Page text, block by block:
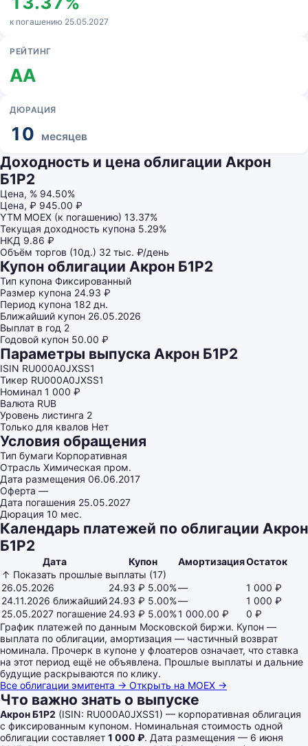
к погашению 25.05.2027
РЕЙТИНГ
AA
ДЮРАЦИЯ
10 месяцев
Доходность и цена облигации Акрон
Б1P2
Цена, % 94.50%
Цена, ₽ 945.00 ₽
YTM MOEX (к погашению) 13.37%
Текущая доходность купона 5.29%
НКД 9.86 ₽
Объём торгов (10д.) 32 тыс. ₽/день
Купон облигации Акрон Б1P2
Тип купона Фиксированный
Размер купона 24.93 ₽
Период купона 182 дн.
Ближайший купон 26.05.2026
Выплат в год 2
Годовой купон 50.00 ₽
Параметры выпуска Акрон Б1P2
ISIN RU000A0JXSS1
Тикер RU000A0JXSS1
Номинал 1 000 ₽
Валюта RUB
Уровень листинга 2
Только для квалов Нет
Условия обращения
Тип бумаги Корпоративная
Отрасль Химическая пром.
Дата размещения 06.06.2017
Оферта —
Дата погашения 25.05.2027
Дюрация 10 мес.
Календарь платежей по облигации Акрон
Б1P2
Дата Купон АмортизацияОстаток
↑ Показать прошлые выплаты (17)
26.05.2026
24.93 ₽ 5.00%—
1 000 ₽
24.11.2026 ближайший24.93 ₽ 5.00%—
1 000 ₽
25.05.2027 погашение 24.93 ₽ 5.00%1 000.00 ₽
0 ₽
График платежей по данным Московской биржи. Купон —
выплата по облигации, амортизация — частичный возврат
номинала. Прочерк в купоне у флоатеров означает, что ставка
на этот период ещё не объявлена. Прошлые выплаты и дальние
будущие раскрываются по клику.
Все облигации эмитента → Открыть на MOEX →
Что важно знать о выпуске
Акрон Б1P2 (ISIN: RU000A0JXSS1) — корпоративная облигация
с фиксированным купоном. Номинальная стоимость одной
облигации составляет 1 000 ₽. Дата размещения — 6 июня